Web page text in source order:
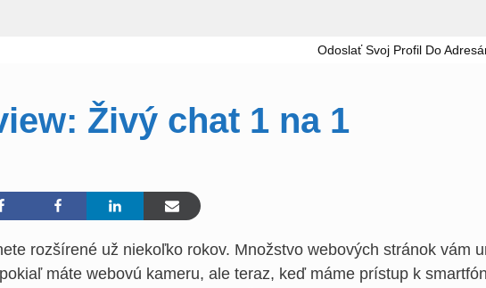
Odoslať Svoj Profil Do
Živý chat 1 na 1
rozšírené už niekoľko rokov. Množstvo webových stránok vám
máte webovú kameru, ale teraz, keď máme prístup k